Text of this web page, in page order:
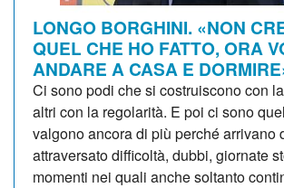
LONGO BORGHINI. «NON
QUEL CHE HO FATTO, ORA
ANDARE A CASA E
Ci sono podi che si costruiscono con
altri con la regolarità. E poi ci sono
valgono ancora di più perché arrivano
attraversato difficoltà, dubbi, giornate
momenti nei quali anche soltanto